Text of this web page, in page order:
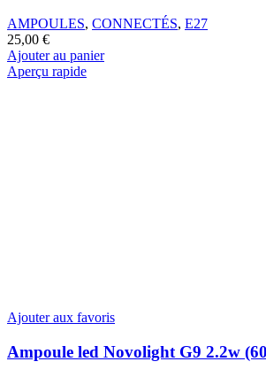
AMPOULES, CONNECTÉS, E27
25,00 €
Ajouter au panier
Aperçu rapide
Ajouter aux favoris
Ampoule led Novolight G9 2.2w